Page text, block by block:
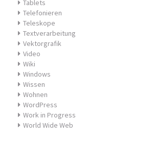
Tablets
Telefonieren
Teleskope
Textverarbeitung
Vektorgrafik
Video
Wiki
Windows
Wissen
Wohnen
WordPress
Work in Progress
World Wide Web